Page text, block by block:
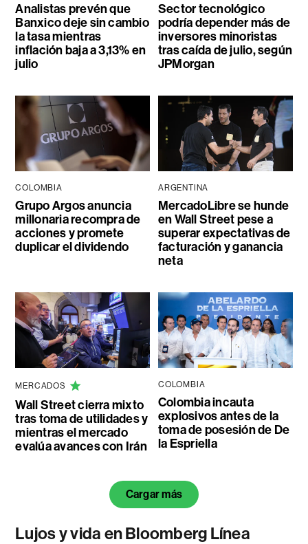
Analistas prevén que
Banxico deje sin cambio
la tasa mientras
inflación baja a 3,13% en
julio
Sector tecnológico
podría depender más de
inversores minoristas
tras caída de julio, según
JPMorgan
COLOMBIA
Grupo Argos anuncia
millonaria recompra de
acciones y promete
duplicar el dividendo
ARGENTINA
MercadoLibre se hunde
en Wall Street pese a
superar expectativas de
facturación y ganancia
neta
MERCADOS
Wall Street cierra mixto
tras toma de utilidades y
mientras el mercado
evalúa avances con Irán
COLOMBIA
Colombia incauta
explosivos antes de la
toma de posesión de De
la Espriella
Cargar más
Lujos y vida en Bloomberg Línea